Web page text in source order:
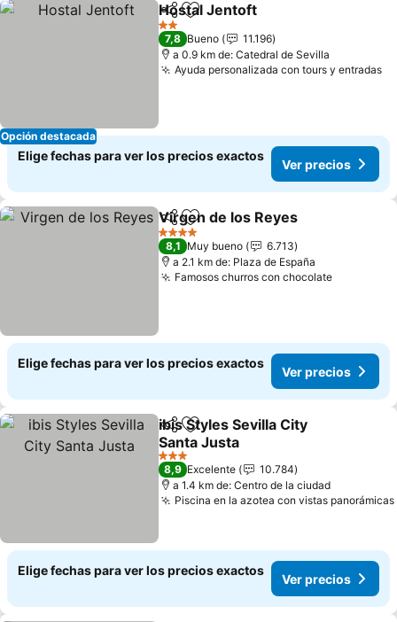
Opción destacada
CompartirAgregar a favoritos
Hostal Jentoft
2 Estrellas
7,8 Bueno
11.196
a 0.9 km de: Catedral de Sevilla
Ayuda personalizada con tours y entradas
Elige fechas para ver los precios exactos
Ver precios
CompartirAgregar a favoritos
Virgen de los Reyes
4 Estrellas
8,1 Muy bueno
6.713
a 2.1 km de: Plaza de España
Famosos churros con chocolateVer
Elige fechas para ver los precios exactos
Ver precios
CompartirAgregar a favoritos
ibis Styles Sevilla City
Santa Justa
Ver precios
3 Estrellas
8,9 Excelente
10.784
a 1.4 km de: Centro de la ciudad
Piscina en la azotea con vistas panorámicas
Elige fechas para ver los precios exactos
Ver precios